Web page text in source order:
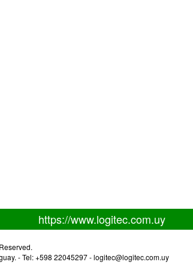
https://www.logitec.com.uy
- Tel: +598 22045297 - logitec@logitec.com.uy